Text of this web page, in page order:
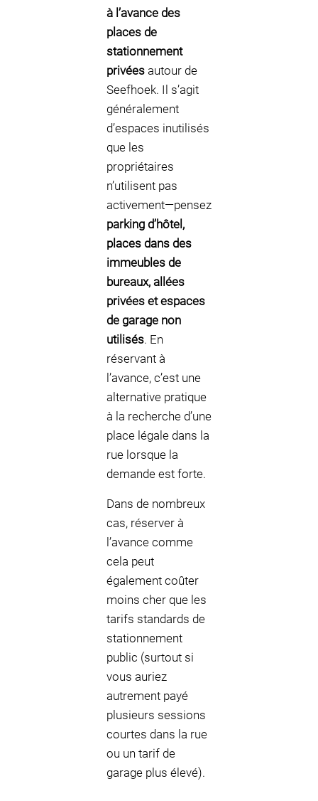
à l’avance des
places de
stationnement
privées autour de
Seefhoek. Il s’agit
généralement
d’espaces inutilisés
que les
propriétaires
n’utilisent pas
activement—pensez
parking d’hôtel,
places dans des
immeubles de
bureaux, allées
privées et espaces
de garage non
utilisés. En
réservant à
l’avance, c’est une
alternative pratique
à la recherche d’une
place légale dans la
rue lorsque la
demande est forte.
Dans de nombreux
cas, réserver à
l’avance comme
cela peut
également coûter
moins cher que les
tarifs standards de
stationnement
public (surtout si
vous auriez
autrement payé
plusieurs sessions
courtes dans la rue
ou un tarif de
garage plus élevé).